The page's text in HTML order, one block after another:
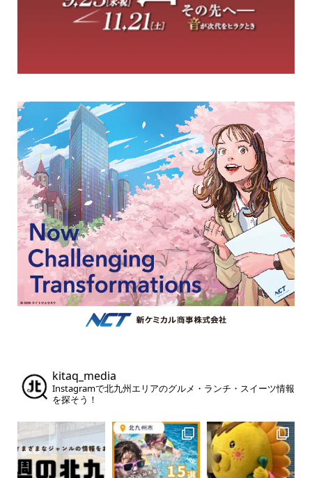
kitaq_media
Instagramで北九州エリアのグルメ・ランチ・スイーツ情報
を探そう！